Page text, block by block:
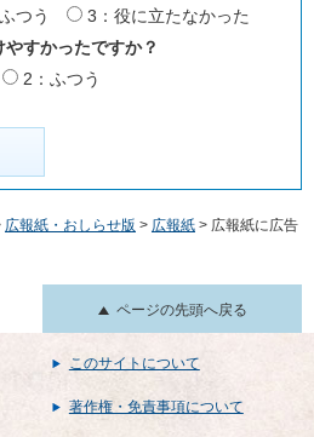
つう
3：役に立たなかった
すかったですか？
2：ふつう
広報紙・おしらせ版 > 広報紙 > 広報紙に広告
ページの先頭へ戻る
このサイトについて
著作権・免責事項について